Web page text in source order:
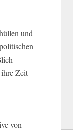
und
Zeit
von